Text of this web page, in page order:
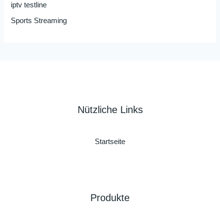
iptv testline
Sports Streaming
Nützliche Links
Startseite
Produkte